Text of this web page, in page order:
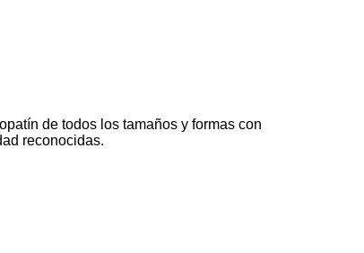
de todos los tamaños y formas con
reconocidas.